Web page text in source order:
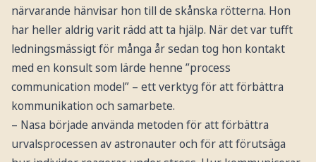
närvarande hänvisar hon till de skånska rötterna. Hon
har heller aldrig varit rädd att ta hjälp. När det var tufft
ledningsmässigt för många år sedan tog hon kontakt
med en konsult som lärde henne ”process
communication model” – ett verktyg för att förbättra
kommunikation och samarbete.
– Nasa började använda metoden för att förbättra
urvalsprocessen av astronauter och för att förutsäga